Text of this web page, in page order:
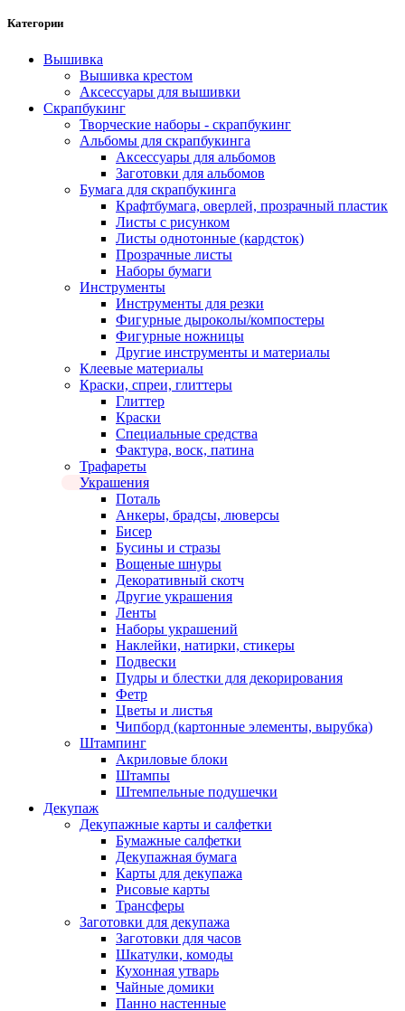
Категории
Вышивка
Вышивка крестом
Аксессуары для вышивки
Скрапбукинг
Творческие наборы - скрапбукинг
Альбомы для скрапбукинга
Аксессуары для альбомов
Заготовки для альбомов
Бумага для скрапбукинга
Крафтбумага, оверлей, прозрачный пластик
Листы c рисунком
Листы однотонные (кардсток)
Прозрачные листы
Наборы бумаги
Инструменты
Инструменты для резки
Фигурные дыроколы/компостеры
Фигурные ножницы
Другие инструменты и материалы
Клеевые материалы
Краски, спреи, глиттеры
Глиттер
Краски
Специальные средства
Фактура, воск, патина
Трафареты
Украшения
Поталь
Анкеры, брадсы, люверсы
Бисер
Бусины и стразы
Вощеные шнуры
Декоративный скотч
Другие украшения
Ленты
Наборы украшений
Наклейки, натирки, стикеры
Подвески
Пудры и блестки для декорирования
Фетр
Цветы и листья
Чипборд (картонные элементы, вырубка)
Штампинг
Акриловые блоки
Штампы
Штемпельные подушечки
Декупаж
Декупажные карты и салфетки
Бумажные салфетки
Декупажная бумага
Карты для декупажа
Рисовые карты
Трансферы
Заготовки для декупажа
Заготовки для часов
Шкатулки, комоды
Кухонная утварь
Чайные домики
Панно настенные